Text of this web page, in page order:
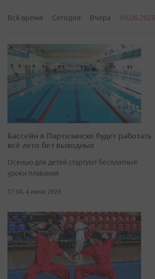
Всё время Сегодня Вчера 04.06.2026
Бассейн в Партизанске будет работать
всё лето без выходных
Осенью для детей стартуют бесплатные
уроки плавания
17:04, 4 июня 2026